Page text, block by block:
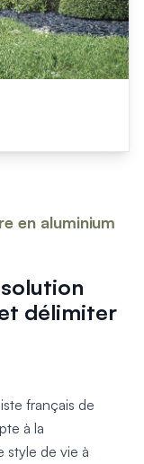
délimiter
en aluminium
français de
à la
de vie à